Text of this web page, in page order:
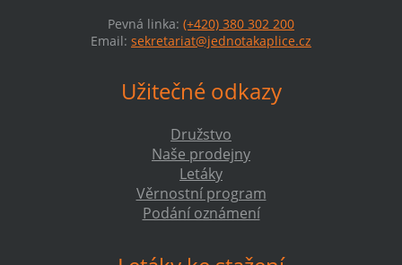
Pevná linka: (+420) 380 302 200
Email: sekretariat@jednotakaplice.cz
Užitečné odkazy
Družstvo
Naše prodejny
Letáky
Věrnostní program
Podání oznámení